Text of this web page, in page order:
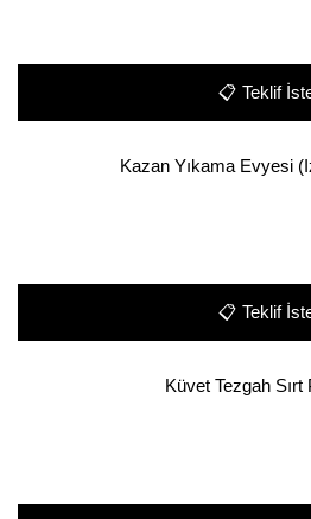
📋 Teklif
Kazan Yıkama Evyesi
📋 Teklif
Küvet Tezgah Sırt